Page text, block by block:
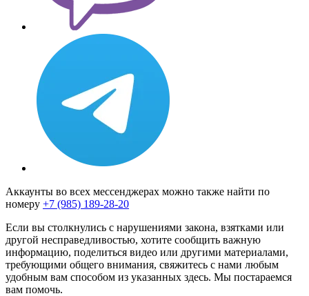
Аккаунты во всех мессенджерах можно также найти по
номеру +7 (985) 189-28-20
Если вы столкнулись с нарушениями закона, взятками или
другой несправедливостью, хотите сообщить важную
информацию, поделиться видео или другими материалами,
требующими общего внимания, свяжитесь с нами любым
удобным вам способом из указанных здесь. Мы постараемся
вам помочь.